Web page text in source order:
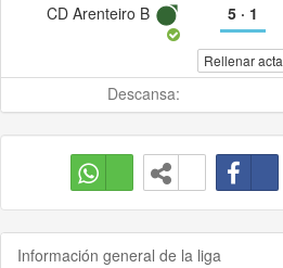
CD Arenteiro B 5· 1
Rellenar acta
Descansa:
Información general de la liga